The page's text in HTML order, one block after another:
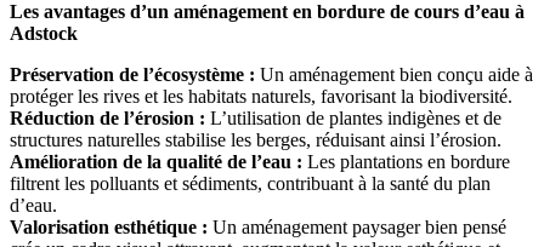
Les avantages d’un aménagement en bordure de cours d’eau à
Adstock
Préservation de l’écosystème : Un aménagement bien conçu aide à
protéger les rives et les habitats naturels, favorisant la biodiversité.
Réduction de l’érosion : L’utilisation de plantes indigènes et de
structures naturelles stabilise les berges, réduisant ainsi l’érosion.
Amélioration de la qualité de l’eau : Les plantations en bordure
filtrent les polluants et sédiments, contribuant à la santé du plan
d’eau.
Valorisation esthétique : Un aménagement paysager bien pensé